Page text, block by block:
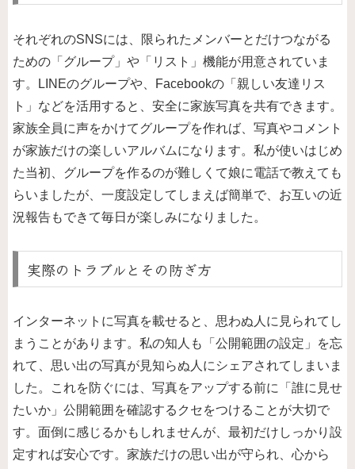
それぞれのSNSには、限られたメンバーとだけつながる
ための「グループ」や「リスト」機能が用意されていま
す。LINEのグループや、Facebookの「親しい友達リス
ト」などを活用すると、安全に家族写真を共有できます。
家族全員に声をかけてグループを作れば、写真やコメント
が家族だけの楽しいアルバムになります。私が使いはじめ
た当初、グループを作るのが難しくて娘に電話で教えても
らいましたが、一度設定してしまえば簡単で、お互いの近
況報告もできて毎日が楽しみになりました。
実際のトラブルとその防ぎ方
インターネットに写真を載せると、思わぬ人に見られてし
まうことがあります。私の知人も「公開範囲の設定」を忘
れて、思い出の写真が見知らぬ人にシェアされてしまいま
した。これを防ぐには、写真をアップする前に「誰に見せ
たいか」公開範囲を確認するクセをつけることが大切で
す。面倒に感じるかもしれませんが、最初だけしっかり設
定すれば安心です。家族だけの思い出が守られ、心から